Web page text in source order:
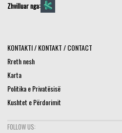
Zhvilluar nga:
KONTAKTI / KONTAKT / CONTACT
Rreth nesh
Karta
Politika e Privatësisë
Kushtet e Përdorimit
FOLLOW US: